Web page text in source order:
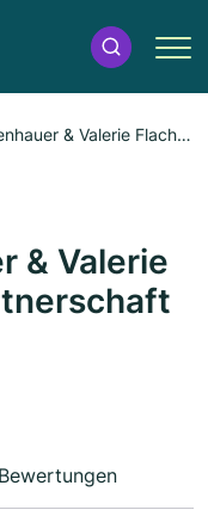
& Valerie Flach,
& Valerie
Bewertungen